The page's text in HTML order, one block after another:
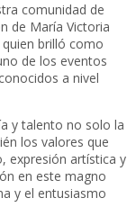
comunidad de
de María Victoria
brilló como
de los eventos
a nivel
y talento no solo la
los valores que
expresión artística y
en este magno
y el entusiasmo